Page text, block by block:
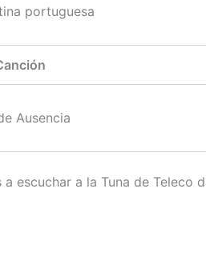
portuguesa
Ausencia
escuchar a la Tuna de Teleco